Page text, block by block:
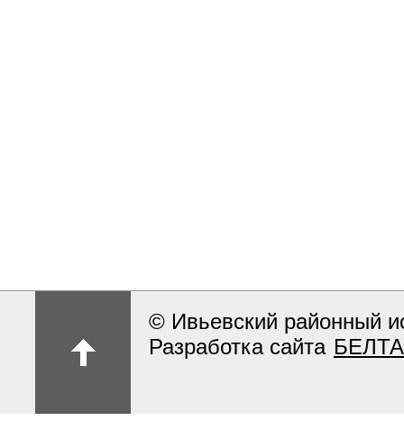
© Ивьевский районный
Разработка сайта БЕЛТА